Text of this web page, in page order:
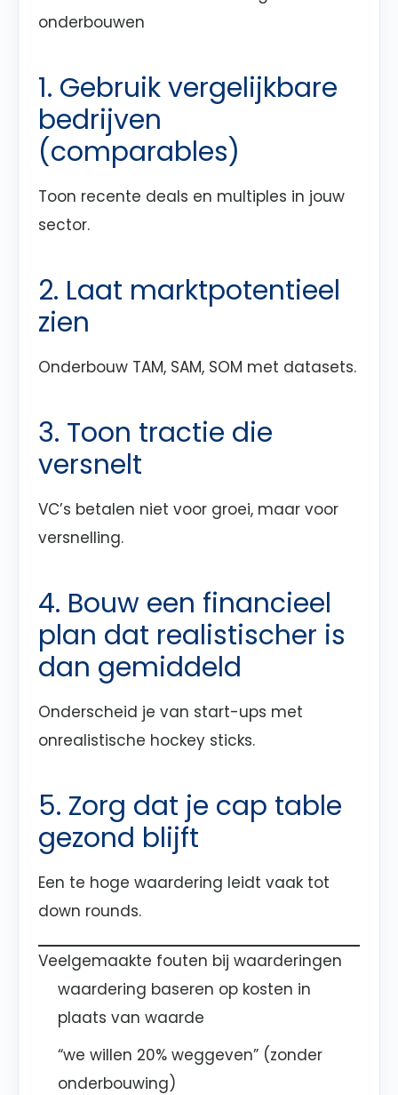
onderbouwen
1. Gebruik vergelijkbare
bedrijven
(comparables)
Toon recente deals en multiples in jouw
sector.
2. Laat marktpotentieel
zien
Onderbouw TAM, SAM, SOM met datasets.
3. Toon tractie die
versnelt
VC’s betalen niet voor groei, maar voor
versnelling.
4. Bouw een financieel
plan dat realistischer is
dan gemiddeld
Onderscheid je van start-ups met
onrealistische hockey sticks.
5. Zorg dat je cap table
gezond blijft
Een te hoge waardering leidt vaak tot
down rounds.
Veelgemaakte fouten bij waarderingen
waardering baseren op kosten in
plaats van waarde
“we willen 20% weggeven” (zonder
onderbouwing)